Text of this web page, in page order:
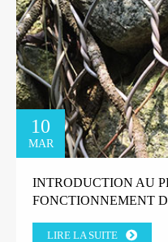
10
MAR
INTRODUCTION AU
FONCTIONNEMENT
LIRE LA SUITE